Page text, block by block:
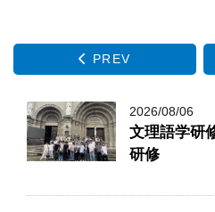
PREV
2026/08/06
文理語学研
研修